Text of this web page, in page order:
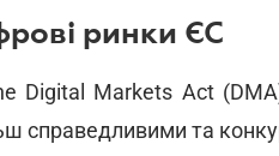
ринки ЄС
Digital Markets Act
справедливими та